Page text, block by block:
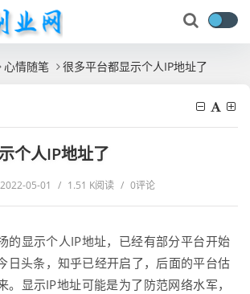
心情随笔 很多平台都显示个人IP地址了
个人IP地址了
2022-05-01 / 1.51 K阅读 / 0评论
的显示个人IP地址，已经有部分平台开始
日头条，知乎已经开启了，后面的平台估
。显示IP地址可能是为了防范网络水军，